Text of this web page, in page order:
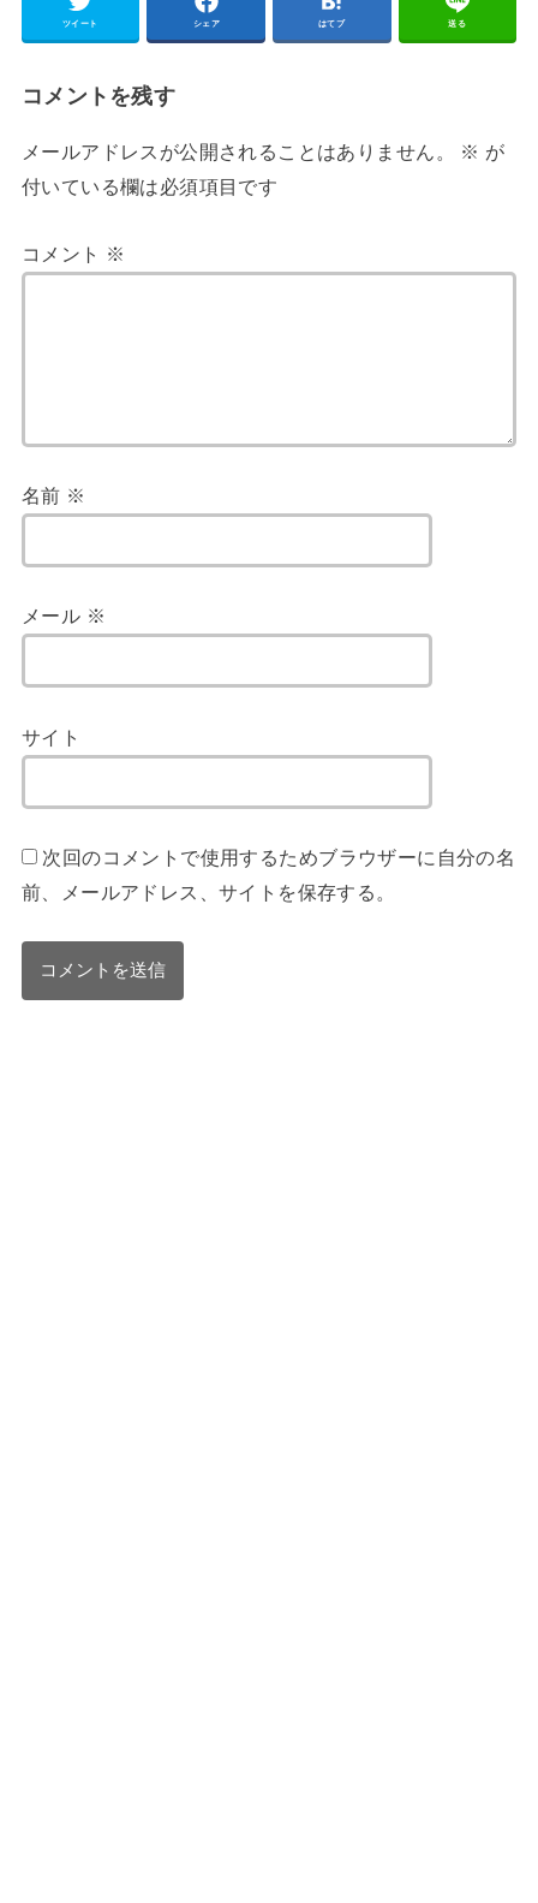
ツイート シェア はてブ 送る
コメントを残す
メールアドレスが公開されることはありません。 ※ が
付いている欄は必須項目です
コメント ※
名前 ※
メール ※
サイト
次回のコメントで使用するためブラウザーに自分の名
前、メールアドレス、サイトを保存する。